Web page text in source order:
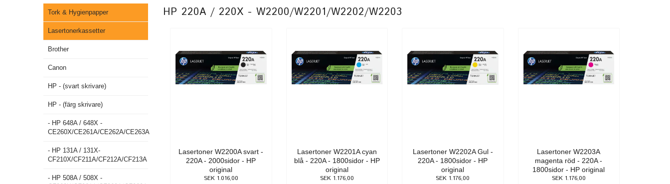
Tork & Hygienpapper
Lasertonerkassetter
Brother
Canon
HP - (svart skrivare)
HP - (färg skrivare)
- HP 648A / 648X -
CE260X/CE261A/CE262A/CE263A
- HP 131A / 131X-
CF210X/CF211A/CF212A/CF213A
- HP 508A / 508X -
HP 220A / 220X - W2200/W2201/W2202/W2203
Lasertoner W2200A svart -
220A - 2000sidor - HP
original
SEK 1.016,00
Lasertoner W2201A cyan
blå - 220A - 1800sidor - HP
original
SEK 1.176,00
Lasertoner W2202A Gul -
220A - 1800sidor - HP
original
SEK 1.176,00
Lasertoner W2203A
magenta röd - 220A -
1800sidor - HP original
SEK 1.176,00